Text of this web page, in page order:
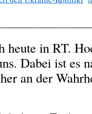
in RT.
Dabei ist es
an der